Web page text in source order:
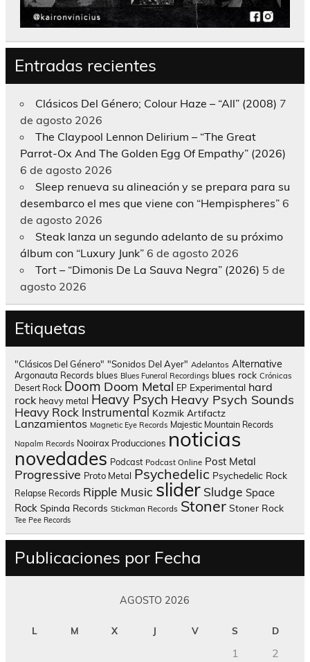
Entradas recientes
Clásicos Del Género; Colour Haze – “All” (2008) 7
de agosto 2026
The Claypool Lennon Delirium – “The Great
Parrot-Ox And The Golden Egg Of Empathy” (2026)
6 de agosto 2026
Sleep renueva su alineación y se prepara para su
desembarco el mes que viene con “Hempispheres” 6
de agosto 2026
Steak lanza un segundo adelanto de su próximo
álbum con “Luxury Junk” 6 de agosto 2026
Tort – “Dimonis De La Sauva Negra” (2026) 5 de
agosto 2026
Etiquetas
"Clásicos Del Género" "Sonidos Del Ayer" Adelantos Alternative
Argonauta Records blues Blues Funeral Recordings blues rock Crónicas
Desert Rock Doom Doom Metal EP Experimental hard
rock heavy metal Heavy Psych Heavy Psych Sounds
Heavy Rock Instrumental Kozmik Artifactz
Lanzamientos Magnetic Eye Records Majestic Mountain Records
Napalm Records Nooirax Producciones noticias
novedades Podcast Podcast Online Post Metal
Progressive Proto Metal Psychedelic Psychedelic Rock
Relapse Records Ripple Music slider Sludge Space
Rock Spinda Records Stickman Records Stoner Stoner Rock
Tee Pee Records
Publicaciones por Fecha
AGOSTO 2026
L M X J V S D
1
2